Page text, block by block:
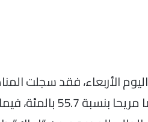
الأربعاء، فقد سجلت
(الدائرة السابعة)